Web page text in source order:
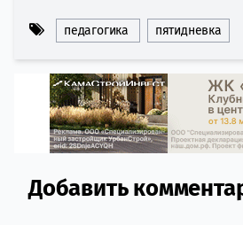
педагогика пятидневка
Comment
Добавить